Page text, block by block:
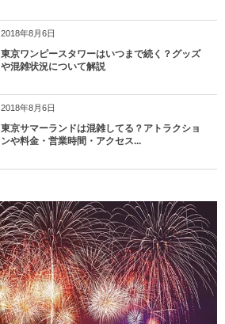
2018年8月6日
東京ワンピースタワーはいつまで続く？グッズ
や混雑状況について解説
2018年8月6日
東京サマーランドは混雑してる？アトラクショ
ンや料金・営業時間・アクセス...